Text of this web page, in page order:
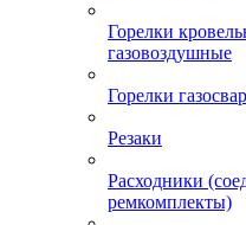
Горелки
газовоздушные
Горелки
Резаки
Расходники
ремкомплекты)